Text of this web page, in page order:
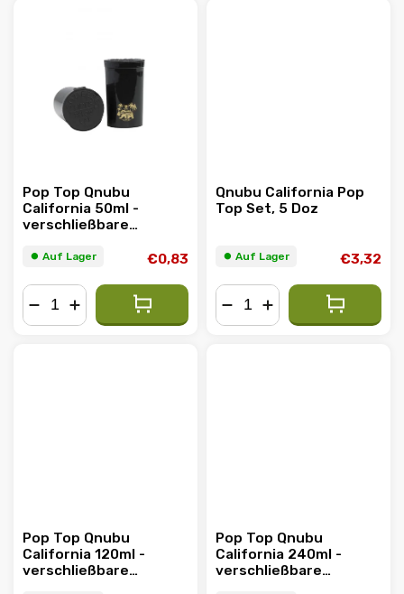
Pop Top Qnubu
California 50ml -
verschließbare
⏺︎ Auf Lager €0,83
Qnubu California Pop
Top Set, 5 Doz
⏺︎ Auf Lager €3,32
Pop Top Qnubu
California 120ml -
verschließbare
Pop Top Qnubu
California 240ml -
verschließbare